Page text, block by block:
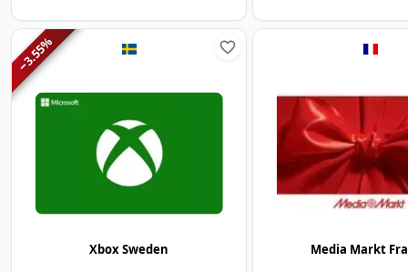
−
3.55
%
Xbox Sweden Media Markt